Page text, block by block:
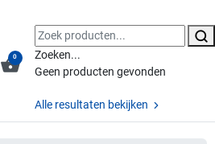
shopping_basket
0
Zoeken...
Geen producten gevonden
Alle resultaten bekijken